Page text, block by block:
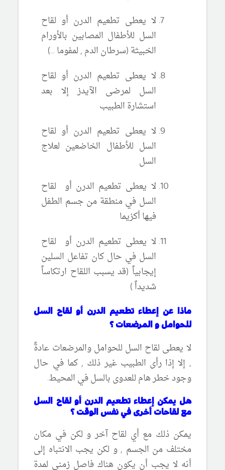
لا يعطى تطعيم الدرن أو لقاح
السل للأطفال المصابين بالأورام
الخبيثة (سرطان الدم , لمفوما ...)
لا يعطى تطعيم الدرن أو لقاح
السل لمرضى الآيدز إلا بعد
استشارة الطبيب
لا يعطى تطعيم الدرن أو لقاح
السل للأطفال الخاضعين لعلاج
السل
لا يعطى تطعيم الدرن أو لقاح
السل في منطقة من جسم الطفل
فيها أكزيما
لا يعطى تطعيم الدرن أو لقاح
السل في حال كان تفاعل السلين
إيجابياً (قد يسبب اللقاح ارتكاساً
شديداً )
ماذا عن إعطاء تطعيم الدرن أو لقاح السل
للحوامل و المرضعات ؟
لا يعطى لقاح السل للحوامل والمرضعات عادةً
, إلا إذا رأى الطبيب غير ذلك , كما في حال
وجود خطر هام للعدوى بالسل في المحيط.
هل يمكن إعطاء تطعيم الدرن أو لقاح السل
مع لقاحات أخرى في نفس الوقت ؟
يمكن ذلك مع أي لقاح آخر و لكن في مكان
مختلف من الجسم , و لكن يجب الانتباه إلى
أنه لا يجب أن يكون هناك فاصل زمني لمدة